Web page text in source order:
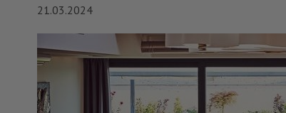
21.03.2024